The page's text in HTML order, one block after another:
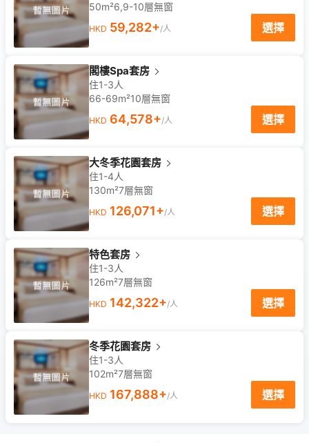
50m²6,9-10層無窗
HKD 59,282+/人 選擇
閣樓Spa套房
住1-3人
66-69m²10層無窗
HKD 64,578+/人 選擇
大冬季花園套房
住1-4人
130m²7層無窗
HKD 126,071+/人 選擇
特色套房
住1-3人
126m²7層無窗
HKD 142,322+/人 選擇
冬季花園套房
住1-3人
102m²7層無窗
HKD 167,888+/人 選擇